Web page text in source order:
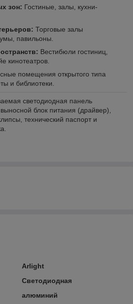
зон: Гостиные, залы, кухни-
Торговые залы
павильоны.
Вестибюли гостиниц,
кинотеатров.
помещения открытого типа
и библиотеки.
светодиодная панель
блок питания (драйвер),
технический паспорт и
Arlight
Светодиодная
алюминий